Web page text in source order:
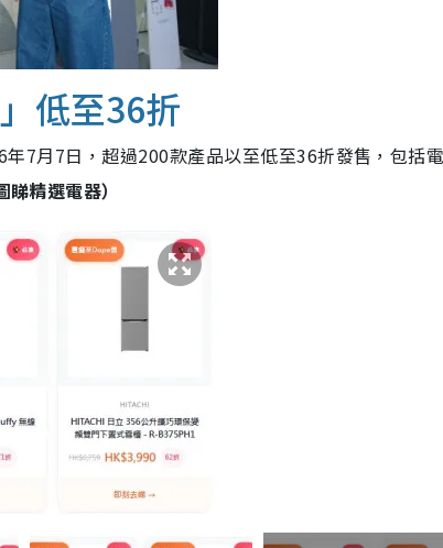
低至36折
7月7日，超過200款產品以至低至36折發售，包括
睇精選電器）